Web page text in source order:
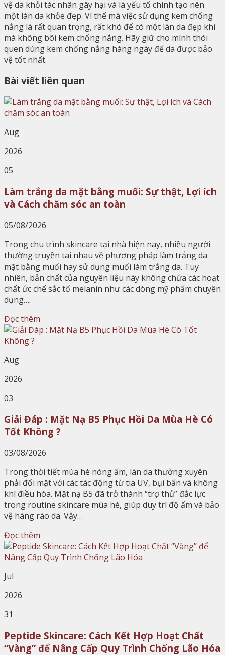
vệ da khỏi tác nhân gây hại và là yếu tố chính tạo nên
một làn da khỏe đẹp. Vì thế mà việc sử dụng kem chống
nắng là rất quan trọng, rất khó để có một làn da đẹp khi
mà không bôi kem chống nắng. Hãy giữ cho mình thói
quen dùng kem chống nắng hàng ngày để da được bảo
vệ tốt nhất.
Bài viết liên quan
Aug
2026
05
Làm trắng da mặt bằng muối: Sự thật, Lợi ích
và Cách chăm sóc an toàn
05/08/2026
Trong chu trình skincare tại nhà hiện nay, nhiều người
thường truyền tai nhau về phương pháp làm trắng da
mặt bằng muối hay sử dụng muối làm trắng da. Tuy
nhiên, bản chất của nguyên liệu này không chứa các hoạt
chất ức chế sắc tố melanin như các dòng mỹ phẩm chuyên
dụng….
Đọc thêm
Aug
2026
03
Giải Đáp : Mặt Nạ B5 Phục Hồi Da Mùa Hè Có
Tốt Không ?
03/08/2026
Trong thời tiết mùa hè nóng ẩm, làn da thường xuyên
phải đối mặt với các tác động từ tia UV, bụi bẩn và không
khí điều hòa. Mặt nạ B5 đã trở thành “trợ thủ” đắc lực
trong routine skincare mùa hè, giúp duy trì độ ẩm và bảo
vệ hàng rào da. Vậy…
Đọc thêm
Jul
2026
31
Peptide Skincare: Cách Kết Hợp Hoạt Chất
“Vàng” để Nâng Cấp Quy Trình Chống Lão Hóa